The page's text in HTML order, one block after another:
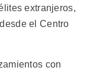
extranjeros,
el Centro
con